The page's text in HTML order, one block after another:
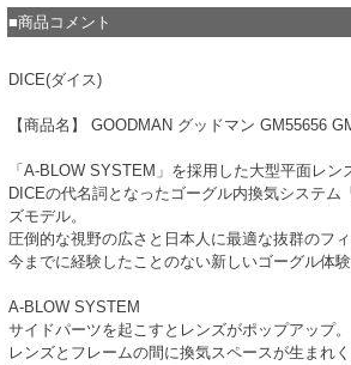
■商品コメント
DICE(ダイス)
【商品名】 GOODMAN グッドマン GM55656
「A-BLOW SYSTEM」を採用した大型平面レン
DICEの代名詞となったゴーグル内換気システ
ズモデル。
圧倒的な視野の広さと日本人に最適な抜群のフィ
今までに経験したことのない新しいゴーグル体験
A-BLOW SYSTEM
サイドパーツを起こすとレンズがポップアップ。
レンズとフレームの間に換気スペースが生まれく